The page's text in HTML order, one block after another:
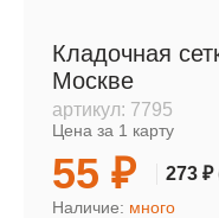
Кладочная
Москве
артикул: 7795
Цена за 1 карту
55 ₽ 273 ₽
Наличие: много